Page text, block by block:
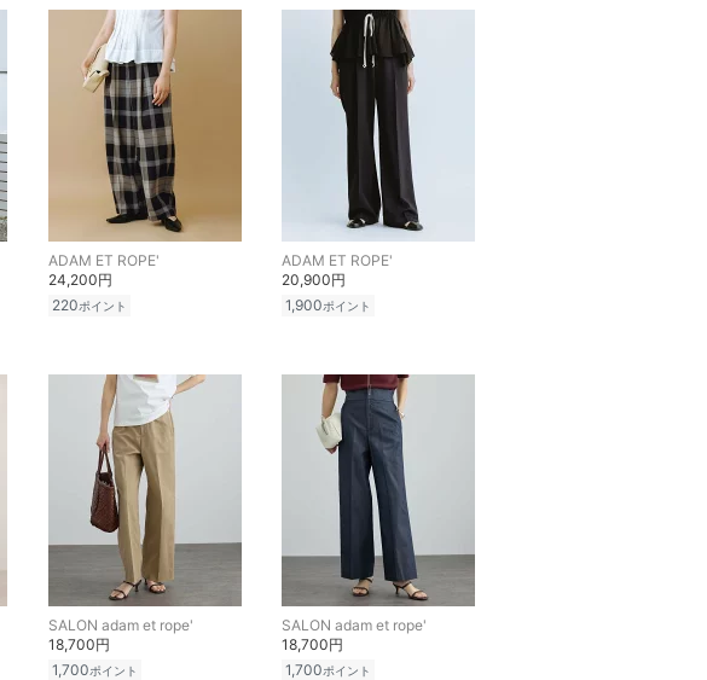
ADAM ET ROPE'
24,200円
220ポイント
ADAM ET ROPE'
20,900円
1,900ポイント
SALON adam et rope'
18,700円
1,700ポイント
SALON adam et rope'
18,700円
1,700ポイント